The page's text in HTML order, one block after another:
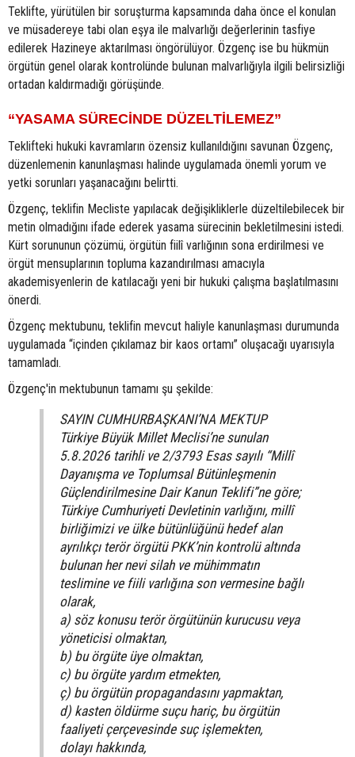
Teklifte, yürütülen bir soruşturma kapsamında daha önce el konulan
ve müsadereye tabi olan eşya ile malvarlığı değerlerinin tasfiye
edilerek Hazineye aktarılması öngörülüyor. Özgenç ise bu hükmün
örgütün genel olarak kontrolünde bulunan malvarlığıyla ilgili belirsizliği
ortadan kaldırmadığı görüşünde.
“YASAMA SÜRECİNDE DÜZELTİLEMEZ”
Teklifteki hukuki kavramların özensiz kullanıldığını savunan Özgenç,
düzenlemenin kanunlaşması halinde uygulamada önemli yorum ve
yetki sorunları yaşanacağını belirtti.
Özgenç, teklifin Mecliste yapılacak değişikliklerle düzeltilebilecek bir
metin olmadığını ifade ederek yasama sürecinin bekletilmesini istedi.
Kürt sorununun çözümü, örgütün fiilî varlığının sona erdirilmesi ve
örgüt mensuplarının topluma kazandırılması amacıyla
akademisyenlerin de katılacağı yeni bir hukuki çalışma başlatılmasını
önerdi.
Özgenç mektubunu, teklifin mevcut haliyle kanunlaşması durumunda
uygulamada “içinden çıkılamaz bir kaos ortamı” oluşacağı uyarısıyla
tamamladı.
Özgenç'in mektubunun tamamı şu şekilde:
SAYIN CUMHURBAŞKANI’NA MEKTUP
Türkiye Büyük Millet Meclisi’ne sunulan
5.8.2026 tarihli ve 2/3793 Esas sayılı “Millî
Dayanışma ve Toplumsal Bütünleşmenin
Güçlendirilmesine Dair Kanun Teklifi”ne göre;
Türkiye Cumhuriyeti Devletinin varlığını, millî
birliğimizi ve ülke bütünlüğünü hedef alan
ayrılıkçı terör örgütü PKK’nin kontrolü altında
bulunan her nevi silah ve mühimmatın
teslimine ve fiili varlığına son vermesine bağlı
olarak,
a) söz konusu terör örgütünün kurucusu veya
yöneticisi olmaktan,
b) bu örgüte üye olmaktan,
c) bu örgüte yardım etmekten,
ç) bu örgütün propagandasını yapmaktan,
d) kasten öldürme suçu hariç, bu örgütün
faaliyeti çerçevesinde suç işlemekten,
dolayı hakkında,